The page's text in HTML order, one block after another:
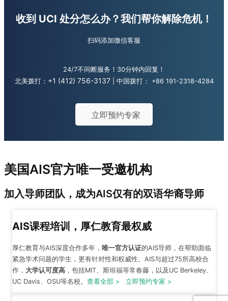
收到 UCI 处分怎么办？我们帮你解除危机！
扫码添加微信客服
24/7不间断服务！30分钟内回复！
北美拨打： +1 (412) 756-3137 | 中国拨打： +86 191-2318-4284
立即预约专家
美国AIS官方唯一受邀机构
加入导师团队，成为AIS仅有的双语华裔导师
AIS课程培训，厚仁教育最权威
厚仁教育与AIS深度合作多年 ， 唯一官方认证的AIS导师，在帮助面临
紧急学术问题的学生，更有针对性和权威性。AIS与超过75所高校合
作， 大学认可度高 ，包括MIT、斯坦福等常春藤，以及UC Berkeley、
UC Davis、OSU等名校。 查看全部 > 立即预约专家 >